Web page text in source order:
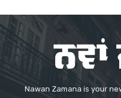
Nawan Zamana is your